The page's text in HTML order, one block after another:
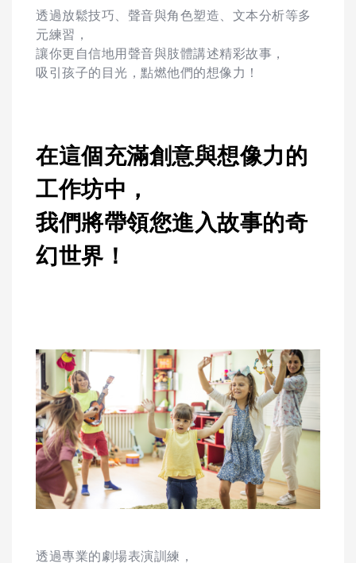
透過放鬆技巧、聲音與角色塑造、文本分析等多
元練習，
讓你更自信地用聲音與肢體講述精彩故事，
吸引孩子的目光，點燃他們的想像力！
在這個充滿創意與想像力的
工作坊中，
我們將帶領您進入故事的奇
幻世界！
透過專業的劇場表演訓練，